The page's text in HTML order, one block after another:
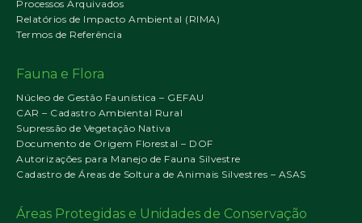
Processos Arquivados
Relatórios de Impacto Ambiental (RIMA)
Termos de Referência
Fauna e Flora
Núcleo de Gestão Faunística – GEFAU
CAR – Cadastro Ambiental Rural
Supressão de Vegetação Nativa
Documento de Origem Florestal – DOF
Autorizações para Manejo de Fauna Silvestre
Cadastro de Áreas de Soltura de Animais Silvestres – ASAS
Áreas Protegidas e Unidades de Conservação